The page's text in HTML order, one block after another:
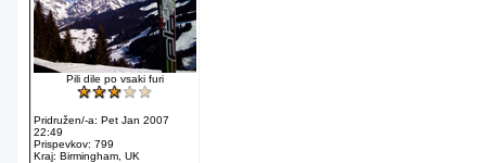
Pili dile po vsaki furi
Pridružen/-a: Pet Jan 2007
22:49
Prispevkov: 799
Kraj: Birmingham, UK